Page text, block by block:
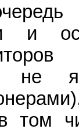
и
не
том